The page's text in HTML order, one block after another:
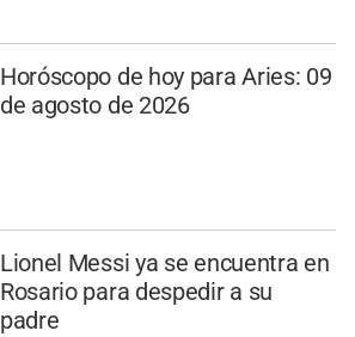
Horóscopo de hoy para Aries: 09
de agosto de 2026
Lionel Messi ya se encuentra en
Rosario para despedir a su
padre